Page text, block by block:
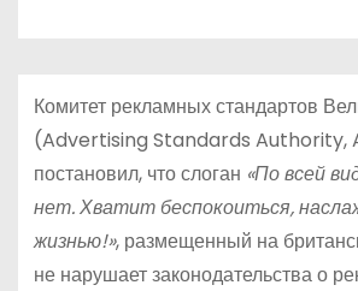
Комитет рекламных стандартов
(Advertising Standards Authority,
постановил, что слоган «По всей
нет. Хватит беспокоиться,
жизнью!», размещенный на
не нарушает законодательства о